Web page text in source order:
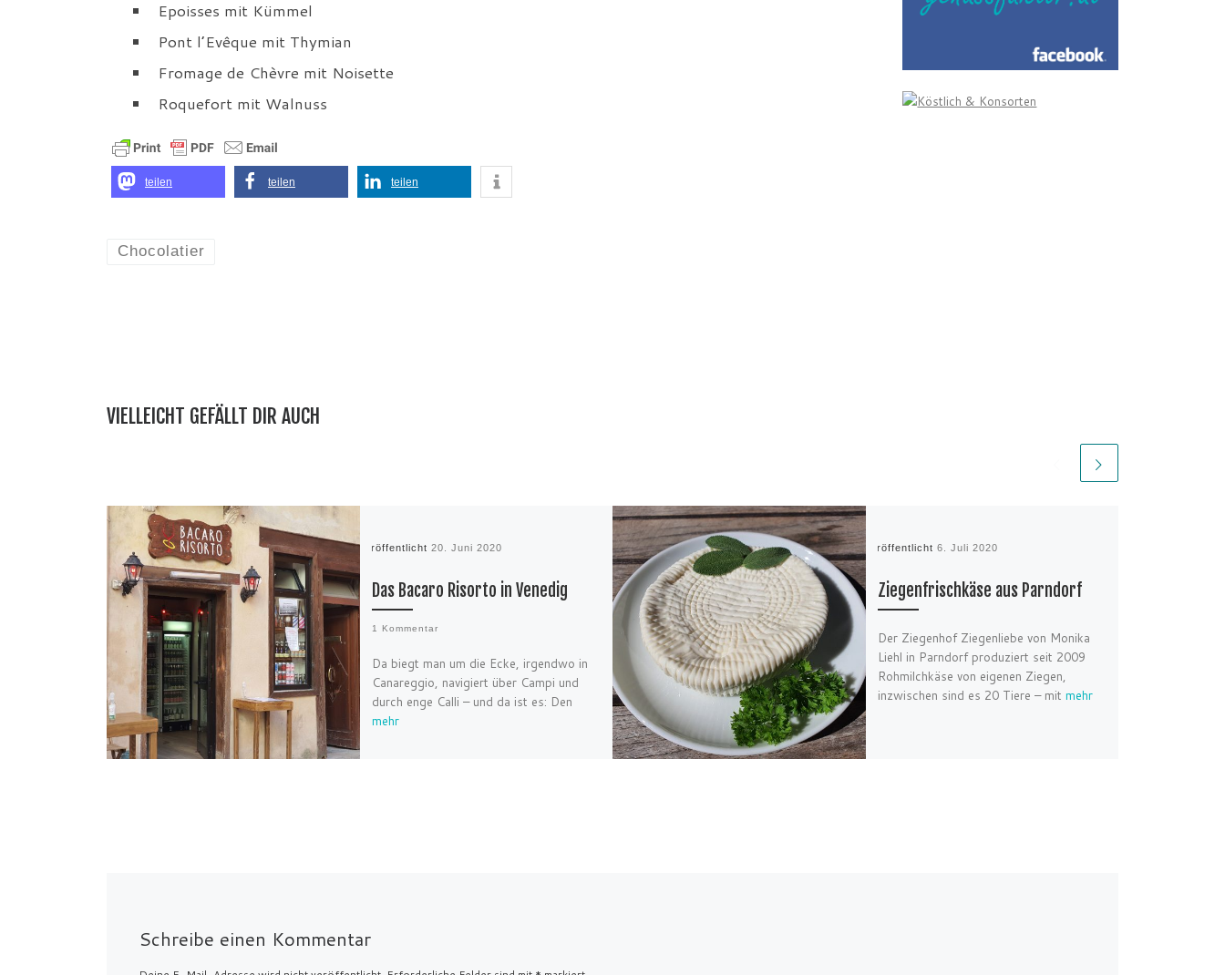
Epoisses mit Kümmel
Pont l’Evêque mit Thymian
Fromage de Chèvre mit Noisette
Roquefort mit Walnuss
teilen teilen teilen
Chocolatier
VIELLEICHT GEFÄLLT DIR AUCH
Veröffentlicht 20. Juni 2020
Das Bacaro Risorto in Venedig
1 Kommentar
Da biegt man um die Ecke, irgendwo in
Canareggio, navigiert über Campi und
durch enge Calli – und da ist es: Den
mehr
Veröffentlicht 6. Juli 2020
Ziegenfrischkäse aus Parndorf
Der Ziegenhof Ziegenliebe von Monika
Liehl in Parndorf produziert seit 2009
Rohmilchkäse von eigenen Ziegen,
inzwischen sind es 20 Tiere – mit mehr
Schreibe einen Kommentar